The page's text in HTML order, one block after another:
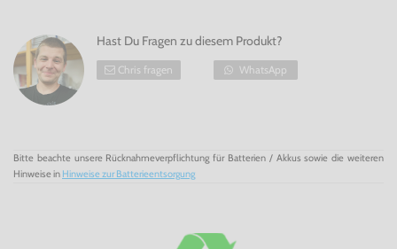
Hast Du Fragen zu diesem Produkt?
Chris fragen WhatsApp
Bitte beachte unsere Rücknahmeverpflichtung für Batterien / Akkus sowie die weiteren
Hinweise in Hinweise zur Batterieentsorgung